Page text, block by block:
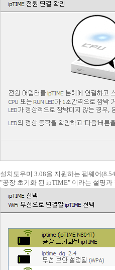
설치도우미 3.08을 지원하는 펌웨어
"공장 초기화 된 ipTIME" 이라는 설명